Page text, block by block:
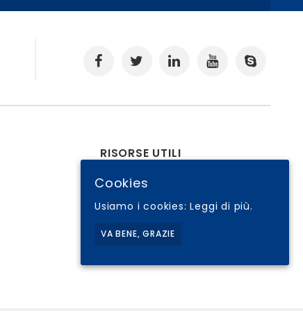
RISORSE UTILI
Il tuo Account
I tuoi Ordini
Cookies
Usiamo i cookies:Leggi di più.
VA BENE, GRAZIE